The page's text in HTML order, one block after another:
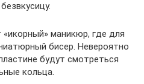
маникюр, где для
бисер. Невероятно
будут смотреться
кольца.